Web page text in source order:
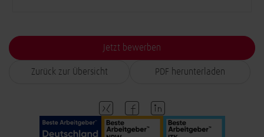
Jetzt bewerben
Zurück zur Übersicht PDF herunterladen